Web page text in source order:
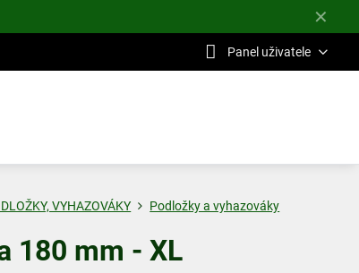
✕
Panel uživatele
VYHAZOVÁKY Podložky a vyhazováky
180 mm - XL